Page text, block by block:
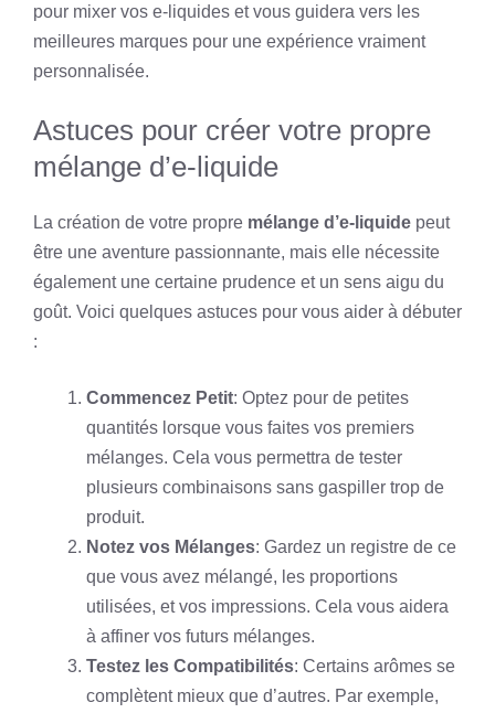
pour mixer vos e-liquides et vous guidera vers les
meilleures marques pour une expérience vraiment
personnalisée.
Astuces pour créer votre propre
mélange d’e-liquide
La création de votre propre mélange d’e-liquide peut
être une aventure passionnante, mais elle nécessite
également une certaine prudence et un sens aigu du
goût. Voici quelques astuces pour vous aider à débuter
:
Commencez Petit: Optez pour de petites
quantités lorsque vous faites vos premiers
mélanges. Cela vous permettra de tester
plusieurs combinaisons sans gaspiller trop de
produit.
Notez vos Mélanges: Gardez un registre de ce
que vous avez mélangé, les proportions
utilisées, et vos impressions. Cela vous aidera
à affiner vos futurs mélanges.
Testez les Compatibilités: Certains arômes se
complètent mieux que d’autres. Par exemple,